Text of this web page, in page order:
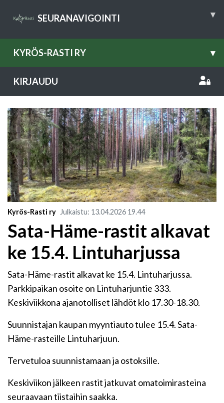
SEURANAVIGOINTI ▾
KYRÖS-RASTI RY ▾
KIRJAUDU
Kyrös-Rasti ry Julkaistu: 13.04.2026 19.44
Sata-Häme-rastit alkavat
ke 15.4. Lintuharjussa
Sata-Häme-rastit alkavat ke 15.4. Lintuharjussa.
Parkkipaikan osoite on Lintuharjuntie 333.
Keskiviikkona ajanotolliset lähdöt klo 17.30-18.30.
Suunnistajan kaupan myyntiauto tulee 15.4. Sata-
Häme-rasteille Lintuharjuun.
Tervetuloa suunnistamaan ja ostoksille.
Keskiviikon jälkeen rastit jatkuvat omatoimirasteina
seuraavaan tiistaihin saakka.